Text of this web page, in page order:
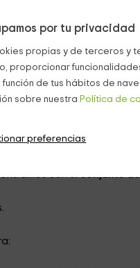
por tu privacidad
propias y de terceros y
proporcionar
de tus hábitos de
sobre nuestra Política de
preferencias
de las mejores
12 personas,que van
individualesque
con elconjunto